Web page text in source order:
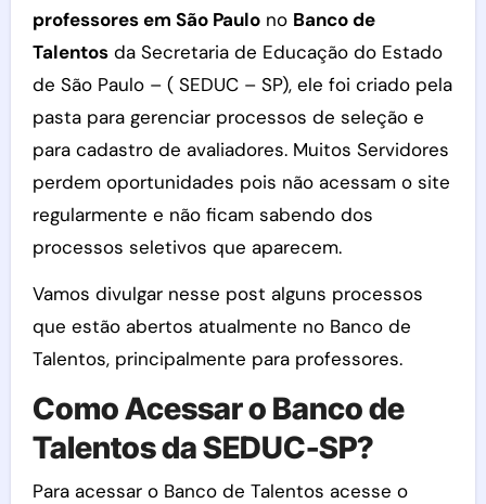
professores em São Paulono Banco de
Talentosda Secretaria de Educação do Estado
de São Paulo – ( SEDUC – SP), ele foi criado pela
pasta para gerenciar processos de seleção e
para cadastro de avaliadores. Muitos Servidores
perdem oportunidades pois não acessam o site
regularmente e não ficam sabendo dos
processos seletivos que aparecem.
Vamos divulgar nesse post alguns processos
que estão abertos atualmente no Banco de
Talentos, principalmente para professores.
Como Acessar o Banco de
Talentos da SEDUC-SP?
Para acessar o Banco de Talentos acesse o